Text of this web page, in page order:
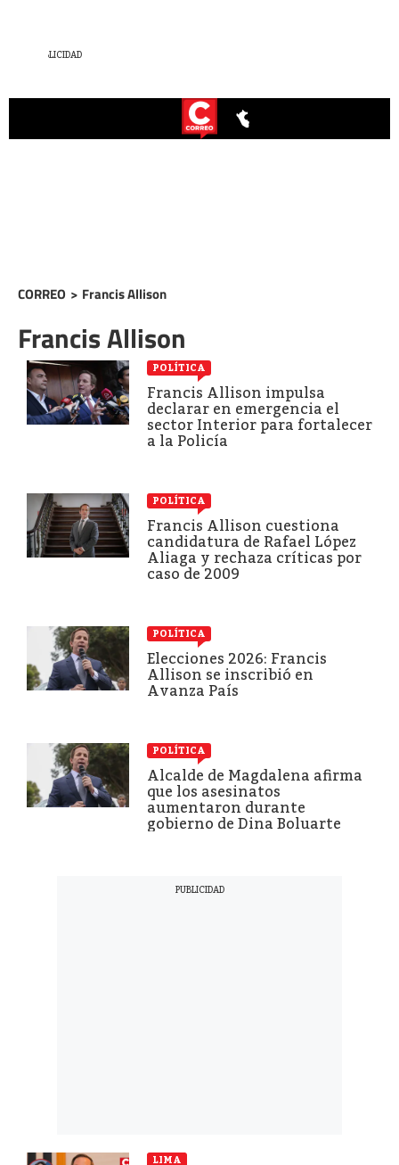
CORREO > Francis Allison
Francis Allison
POLÍTICA
Francis Allison impulsa
declarar en emergencia el
sector Interior para fortalecer
a la Policía
POLÍTICA
Francis Allison cuestiona
candidatura de Rafael López
Aliaga y rechaza críticas por
caso de 2009
POLÍTICA
Elecciones 2026: Francis
Allison se inscribió en
Avanza País
POLÍTICA
Alcalde de Magdalena afirma
que los asesinatos
aumentaron durante
gobierno de Dina Boluarte
LIMA